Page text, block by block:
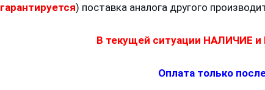
гарантируется) поставка аналога другого
В текущей ситуации НАЛИЧИЕ и
Оплата только